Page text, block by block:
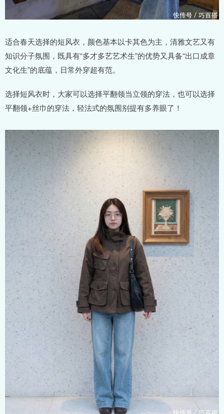
适合春天选择的短风衣，颜色基本以卡其色为主，清雅文艺又有
知识分子氛围，既具有“多才多艺艺术生”的优势又具备“出口成章
文化生”的底蕴，日常外穿超有范。
选择短风衣时，大家可以选择平翻领当立领的穿法，也可以选择
平翻领+丝巾的穿法，轻法式的氛围别提有多养眼了！